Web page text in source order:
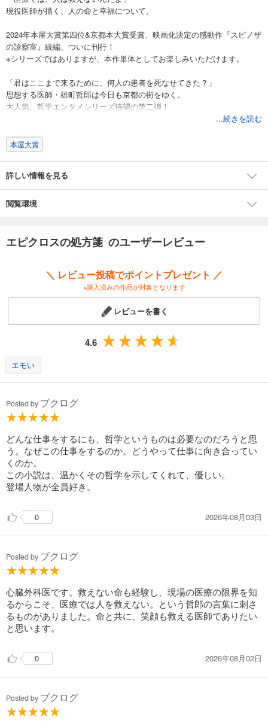
現役医師が描く、人の命と幸福について。
2024年本屋大賞第四位&京都本大賞受賞、映画化決定の感動作『スピノザ
の診察室』続編、ついに刊行！
※シリーズではありますが、本作単体としてお楽しみいただけます。
「君はここまで来るために、何人の患者を死なせてきた？」
思想する医師・雄町哲郎は今日も京都の街をゆく。
大人気、哲学エンタメシリーズ待望の第二弾！
大学病院で数々の難手術を成功させ、将来を嘱望されながらも、母を亡
くし一人になった甥のために地域病院で働く内科医の雄町哲郎。
ち込まれた。
患者は82歳の老人。
それは、かつて哲郎が激怒させた大学病院の絶対権力者・飛良泉寅彦教
「エピクロスが主張している快楽の本質は、何よりも『精神の安定』の
ことなんだ。だから自分は快楽主義者だと言う奴に出会ったら十分に注
のか、こいつは全く別物だよ」（本文より）
エピクロス……古代ギリシャの哲学者。快楽主義を提唱した。
「幸福」とは何か。
本書の主題は、前作『スピノザの診察室』と同じく、この問いの中にあ
幸福に生きるとはどういうことか。幸福は環境が与えるものなのか、そ
れとも自分の力で生み出すものなのか。幸福と快楽とは何が異なるの
か。
命の在り方に出会うからかもしれません。無論、容易に答えが出るもの
ではありませんが、思索の旅を少しずつ前へと進めています。
が、この問いに、実に簡潔な答えを示しました。
それは、心に悩みがないことと、肉体に苦痛がないこと。
彼が提示したこの素朴な条件に、私はもう一つだけ付け加えます。
すなわち「孤独ではないこと」。
多様性の名のもとに、人と人とのつながりが断ち切られ、互いに歩み寄
下を照らす、温かな灯火となることを願っています。
――夏川草介
【著者プロフィール】
一九七八年大阪府生まれ。信州大学医学部卒業。⻑野県にて地域医療に
従事。二〇〇九年『神様のカルテ』で第十回小学館文庫小説賞を受賞し
デビュー。同書は二〇一〇年本屋大賞第二位となり、映画化された。他
の著書に、世界四十カ国以上で翻訳された『本を守ろうとする猫の
話』、『始まりの木』、コロナ禍の最前線に立つ現役医師である著者が
自らの経験をもとに綴り大きな話題となったドキュメント小説『臨床の
砦』、二〇二四年本屋大賞第四位、京都本大賞を受賞した『スピノザの
...続きを読む
本屋大賞
詳しい情報を見る
閲覧環境
エピクロスの処方箋 のユーザーレビュー
＼ レビュー投稿でポイントプレゼント ／
※購入済みの作品が対象となります
レビューを書く
4.6
エモい
Posted by ブクログ
どんな仕事をするにも、哲学というものは必要なのだろうと思
う。なぜこの仕事をするのか。どうやって仕事に向き合ってい
くのか。
この小説は、温かくその哲学を示してくれて、優しい。
登場人物が全員好き。
0 2026年08月03日
Posted by ブクログ
心臓外科医です。救えない命も経験し、現場の医療の限界を知
るからこそ、医療では人を救えない。という哲郎の言葉に刺さ
るものがありました。命と共に、笑顔も救える医師でありたい
と思います。
0 2026年08月02日
Posted by ブクログ